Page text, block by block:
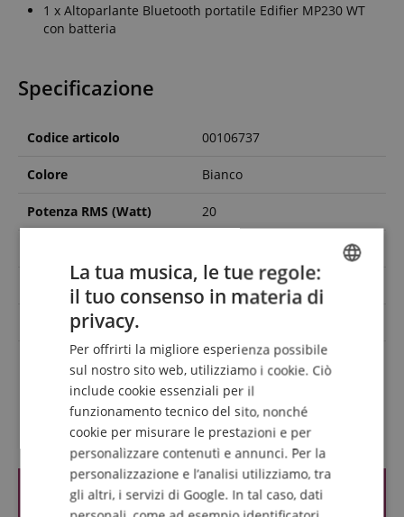
1 x Altoparlante Bluetooth portatile Edifier MP230 WT
con batteria
Specificazione
Codice articolo 00106737
Colore Bianco
Potenza RMS (Watt) 20
Dimensione del woofer 1,75 Zoll
Potenza RMS (Watt)
Ingressi
3.5mm Stereo-Klinke,
Bluetooth, USB
Recensioni dei clienti
ENGLISH
ITALIAN
SPANISH
La tua musica, le tue regole:
il tuo consenso in materia di
privacy.
Per offrirti la migliore esperienza possibile
sul nostro sito web, utilizziamo i cookie. Ciò
include cookie essenziali per il
funzionamento tecnico del sito, nonché
cookie per misurare le prestazioni e per
personalizzare contenuti e annunci. Per la
personalizzazione e l’analisi utilizziamo, tra
gli altri, i servizi di Google. In tal caso, dati